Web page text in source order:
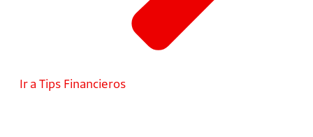
Ir a Tips Financieros